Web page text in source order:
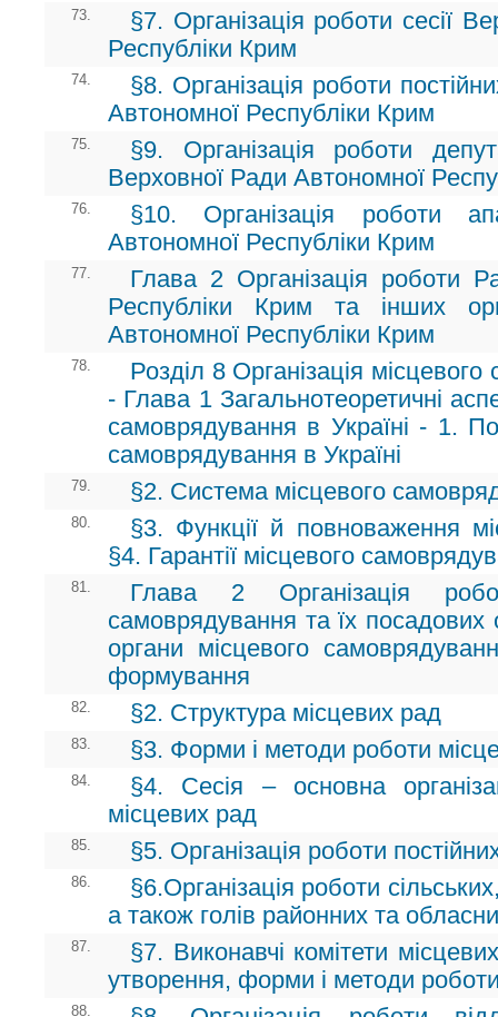
73.
§7. Організація роботи сесії
Республіки Крим
74.
§8. Організація роботи
Автономної Республіки Крим
75.
§9. Організація роботи
Верховної Ради Автономної
76.
§10. Організація роботи
Автономної Республіки Крим
77.
Глава 2 Організація роботи
Республіки Крим та інших
Автономної Республіки Крим
78.
Розділ 8 Організація
- Глава 1 Загальнотеоретичні
самоврядування в Україні - 1.
самоврядування в Україні
79. §2. Система місцевого
80.
§3. Функції й повноваження
§4. Гарантії місцевого
81.
Глава 2 Організація
самоврядування та їх посадових
органи місцевого
формування
82. §2. Структура місцевих рад
83. §3. Форми і методи роботи
84.
§4. Сесія – основна
місцевих рад
85. §5. Організація роботи
86.
§6.Організація роботи
а також голів районних та
87.
§7. Виконавчі комітети
утворення, форми і методи
88.